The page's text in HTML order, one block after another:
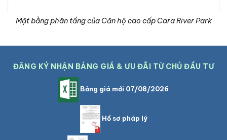
Mặt bằng phân tầng của Căn hộ cao cấp Cara River Park
ĐĂNG KÝ NHẬN BẢNG GIÁ & ƯU ĐÃI TỪ CHỦ ĐẦU TƯ
Bảng giá mới 07/08/2026
Hồ sơ pháp lý